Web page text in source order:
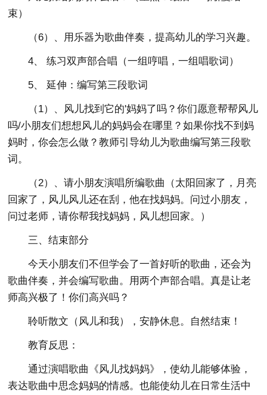
束）
（6）、用乐器为歌曲伴奏，提高幼儿的学习兴趣。
4、 练习双声部合唱（一组哼唱，一组唱歌词）
5、 延伸：编写第三段歌词
（1）、风儿找到它的'妈妈了吗？你们愿意帮帮风儿
吗/小朋友们想想风儿的妈妈会在哪里？如果你找不到妈
妈时，你会怎么做？教师引导幼儿为歌曲编写第三段歌
词。
（2）、请小朋友演唱所编歌曲（太阳回家了，月亮
回家了，风儿风儿还在刮，他在找妈妈。问过小朋友，
问过老师，请你帮我找妈妈，风儿想回家。）
三、结束部分
今天小朋友们不但学会了一首好听的歌曲，还会为
歌曲伴奏，并会编写歌曲。用两个声部合唱。真是让老
师高兴极了！你们高兴吗？
聆听散文（风儿和我），安静休息。自然结束！
教育反思：
通过演唱歌曲《风儿找妈妈》，使幼儿能够体验，
表达歌曲中思念妈妈的情感。也能使幼儿在日常生活中